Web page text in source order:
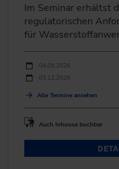
Im Seminar erhältst
regulatorischen
für
Durchführungen
Veranstaltungsdatum
04.09.2026
03.12.2026
Alle Termine ansehen
Auch Inhouse buchbar